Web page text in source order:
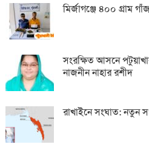
মির্জাগঞ্জে ৪০০ গ্রাম
সংরক্ষিত আসনে
নাজনীন নাহার রশীদ
রাখাইনে সংঘাত: নতুন